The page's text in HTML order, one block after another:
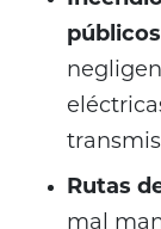
públicos
Rutas
mal